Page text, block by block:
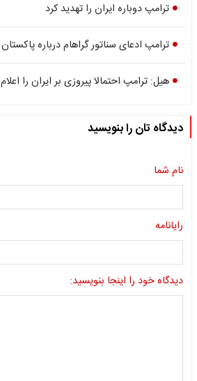
ترامپ دوباره ایران را تهدید کرد
ترامپ ادعای سناتور گراهام درباره
هیل: ترامپ احتمالا پیروزی بر ایران را
دیدگاه تان را بنویسید
نام شما
رایانامه
دیدگاه خود را اینجا بنویسید: